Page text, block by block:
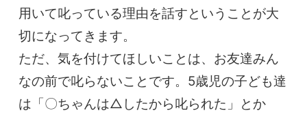
用いて叱っている理由を話すということが大
切になってきます。
ただ、気を付けてほしいことは、お友達みん
なの前で叱らないことです。5歳児の子ども達
は「〇ちゃんは△したから叱られた」とか